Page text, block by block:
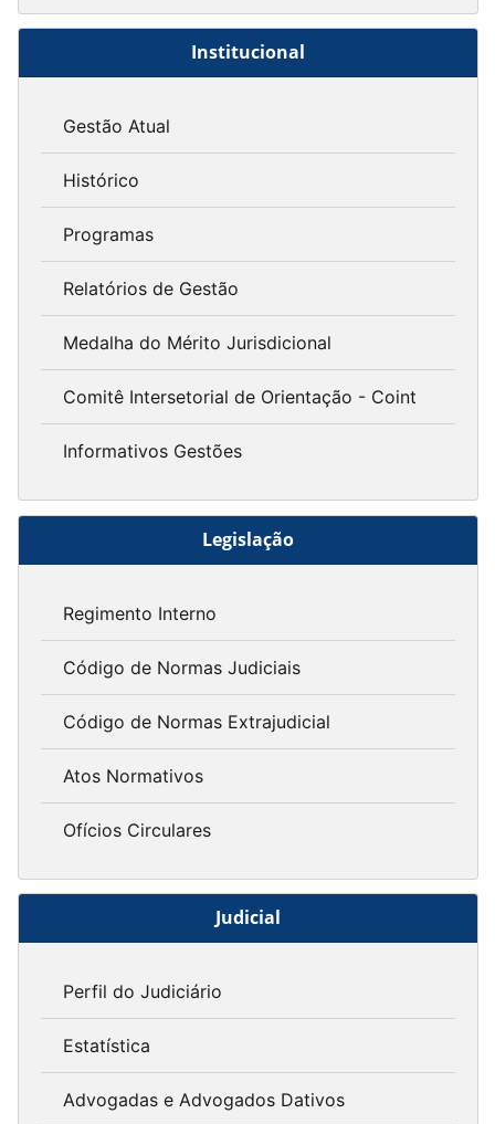
Institucional
Gestão Atual
Histórico
Programas
Relatórios de Gestão
Medalha do Mérito Jurisdicional
Comitê Intersetorial de Orientação - Coint
Informativos Gestões
Legislação
Regimento Interno
Código de Normas Judiciais
Código de Normas Extrajudicial
Atos Normativos
Ofícios Circulares
Judicial
Perfil do Judiciário
Estatística
Advogadas e Advogados Dativos